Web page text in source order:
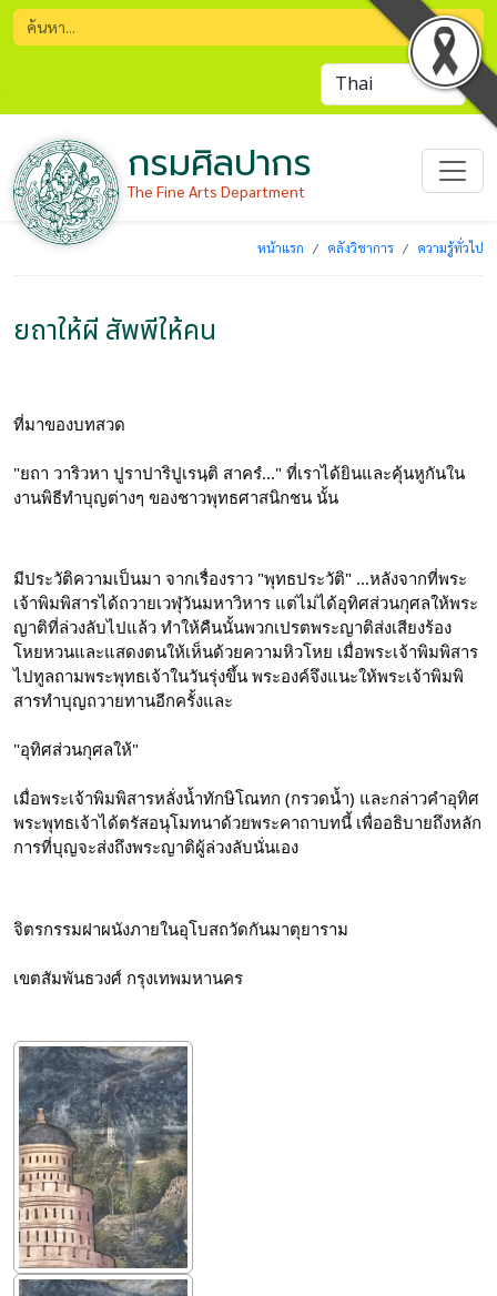
กรมศิลปากร
The Fine Arts Department
หน้าแรก คลังวิชาการ ความรู้ทั่วไป
ยถาให้ผี สัพพีให้คน
ที่มาของบทสวด
"ยถา วาริวหา ปูราปาริปูเรนฺติ สาครํ..." ที่เราได้ยินและคุ้นหูกันใน
งานพิธีทำบุญต่างๆ ของชาวพุทธศาสนิกชน นั้น
มี​ประวัติความเป็นมา จากเรื่องราว "พุทธประวัติ" ...หลังจากที่พระ
เจ้าพิมพิสารได้ถวายเวฬุวันมหาวิหาร แต่ไม่ได้อุทิศส่วนกุศลให้พระ
ญาติที่ล่วงลับไปแล้ว ทำให้คืนนั้นพวกเปรตพระญาติส่งเสียงร้อง
โหยหวนและแสดงตนให้เห็นด้วยความหิวโหย เมื่อพระเจ้าพิมพิสาร
ไปทูลถามพระพุทธเจ้าในวันรุ่งขึ้น พระองค์จึงแนะให้พระเจ้าพิมพิ
สารทำบุญถวายทานอีกครั้งและ
"อุทิศส่วนกุศลให้"
เมื่อพระเจ้าพิมพิสารหลั่งน้ำทักษิโณทก (กรวดน้ำ) และกล่าวคำอุทิศ
พระพุทธเจ้าได้ตรัสอนุโมทนาด้วยพระคาถาบทนี้ เพื่ออธิบายถึงหลัก
การที่บุญจะส่งถึงพระญาติผู้ล่วงลับนั่นเอง
จิตรกรรมฝาผนังภายในอุโบสถวัดกันมาตุยาราม
เขตสัมพันธวงศ์ กรุงเทพมหานคร